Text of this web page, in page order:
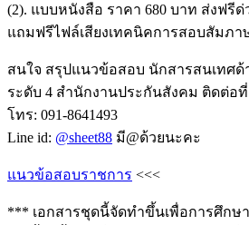
(2). แบบหนังสือ ราคา 680 บาท ส่งฟรีด่
แถมฟรีไฟล์เสียงเทคนิคการสอบสัมภ
สนใจ สรุปแนวข้อสอบ นักสารสนเทศ
ระดับ 4 สำนักงานประกันสังคม ติดต่อที่
โทร: 091-8641493
Line id: @sheet88 มี@ด้วยนะคะ
แนวข้อสอบราชการ <<<
*** เอกสารชุดนี้จัดทำขึ้นเพื่อการศึกษ